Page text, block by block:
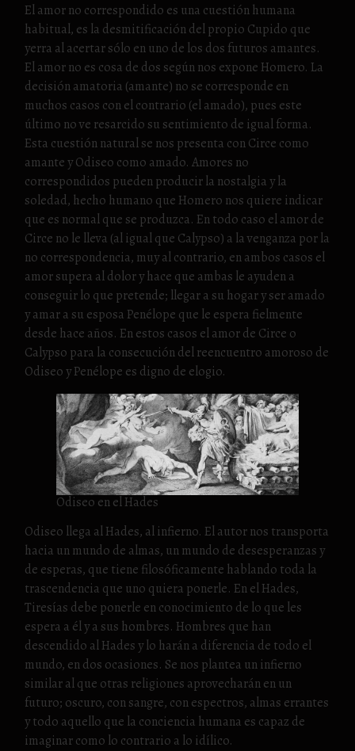
El amor no correspondido es una cuestión humana
habitual, es la desmitificación del propio Cupido que
yerra al acertar sólo en uno de los dos futuros amantes.
El amor no es cosa de dos según nos expone Homero. La
decisión amatoria (amante) no se corresponde en
muchos casos con el contrario (el amado), pues este
último no ve resarcido su sentimiento de igual forma.
Esta cuestión natural se nos presenta con Circe como
amante y Odiseo como amado. Amores no
correspondidos pueden producir la nostalgia y la
soledad, hecho humano que Homero nos quiere indicar
que es normal que se produzca. En todo caso el amor de
Circe no le lleva (al igual que Calypso) a la venganza por la
no correspondencia, muy al contrario, en ambos casos el
amor supera al dolor y hace que ambas le ayuden a
conseguir lo que pretende; llegar a su hogar y ser amado
y amar a su esposa Penélope que le espera fielmente
desde hace años. En estos casos el amor de Circe o
Calypso para la consecución del reencuentro amoroso de
Odiseo y Penélope es digno de elogio.
Odiseo en el Hades
Odiseo llega al Hades, al infierno. El autor nos transporta
hacia un mundo de almas, un mundo de desesperanzas y
de esperas, que tiene filosóficamente hablando toda la
trascendencia que uno quiera ponerle. En el Hades,
Tiresías debe ponerle en conocimiento de lo que les
espera a él y a sus hombres. Hombres que han
descendido al Hades y lo harán a diferencia de todo el
mundo, en dos ocasiones. Se nos plantea un infierno
similar al que otras religiones aprovecharán en un
futuro; oscuro, con sangre, con espectros, almas errantes
y todo aquello que la conciencia humana es capaz de
imaginar como lo contrario a lo idílico.